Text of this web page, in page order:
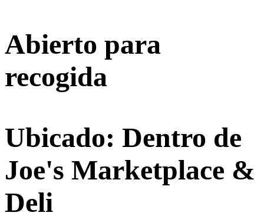
Abierto para
recogida
Ubicado: Dentro de
Joe's Marketplace &
Deli